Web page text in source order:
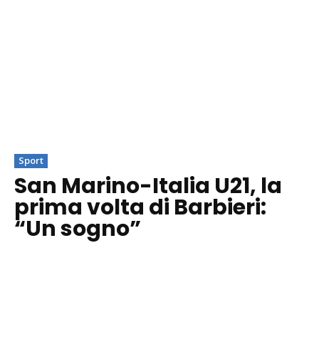
Sport
San Marino-Italia U21, la
prima volta di Barbieri:
“Un sogno”